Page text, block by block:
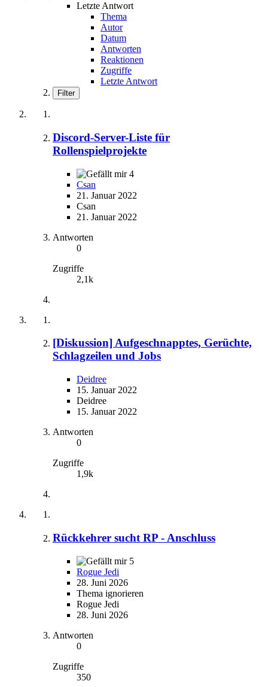
Letzte Antwort
Thema
Autor
Datum
Antworten
Reaktionen
Zugriffe
Letzte Antwort
Filter
Discord-Server-Liste für
Rollenspielprojekte
4
Csan
21. Januar 2022
Csan
21. Januar 2022
Antworten
0
Zugriffe
2,1k
[Diskussion] Aufgeschnapptes, Gerüchte,
Schlagzeilen und Jobs
Deidree
15. Januar 2022
Deidree
15. Januar 2022
Antworten
0
Zugriffe
1,9k
Rückkehrer sucht RP - Anschluss
5
Rogue Jedi
28. Juni 2026
Thema ignorieren
Rogue Jedi
28. Juni 2026
Antworten
0
Zugriffe
350